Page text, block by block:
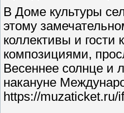
В Доме культуры
этому
коллективы и
композициями,
Весеннее солнце и
накануне
https://